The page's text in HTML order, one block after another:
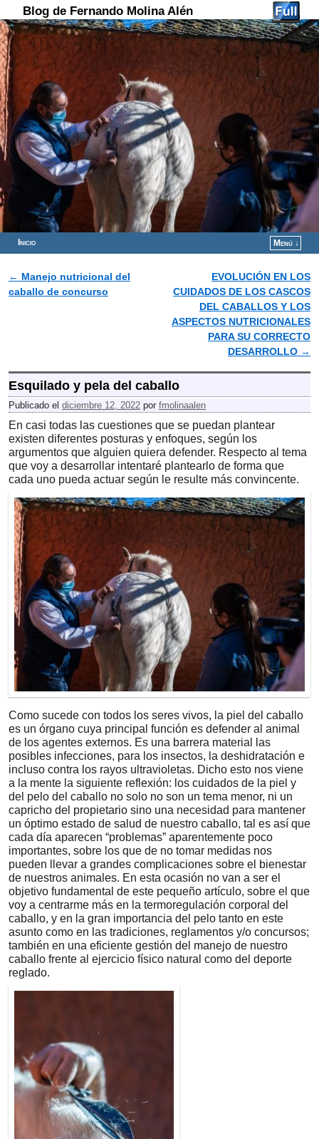
Blog de Fernando Molina Alén
Inicio
Menú ↓
Navegador de artículos
← Manejo nutricional del
caballo de concurso
EVOLUCIÓN EN LOS
CUIDADOS DE LOS CASCOS
DEL CABALLOS Y LOS
ASPECTOS NUTRICIONALES
PARA SU CORRECTO
DESARROLLO →
Esquilado y pela del caballo
Publicado el diciembre 12, 2022 por fmolinaalen
En casi todas las cuestiones que se puedan plantear
existen diferentes posturas y enfoques, según los
argumentos que alguien quiera defender. Respecto al tema
que voy a desarrollar intentaré plantearlo de forma que
cada uno pueda actuar según le resulte más convincente.
Como sucede con todos los seres vivos, la piel del caballo
es un órgano cuya principal función es defender al animal
de los agentes externos. Es una barrera material las
posibles infecciones, para los insectos, la deshidratación e
incluso contra los rayos ultravioletas. Dicho esto nos viene
a la mente la siguiente reflexión: los cuidados de la piel y
del pelo del caballo no solo no son un tema menor, ni un
capricho del propietario sino una necesidad para mantener
un óptimo estado de salud de nuestro caballo, tal es así que
cada día aparecen “problemas” aparentemente poco
importantes, sobre los que de no tomar medidas nos
pueden llevar a grandes complicaciones sobre el bienestar
de nuestros animales. En esta ocasión no van a ser el
objetivo fundamental de este pequeño artículo, sobre el que
voy a centrarme más en la termoregulación corporal del
caballo, y en la gran importancia del pelo tanto en este
asunto como en las tradiciones, reglamentos y/o concursos;
también en una eficiente gestión del manejo de nuestro
caballo frente al ejercicio físico natural como del deporte
reglado.